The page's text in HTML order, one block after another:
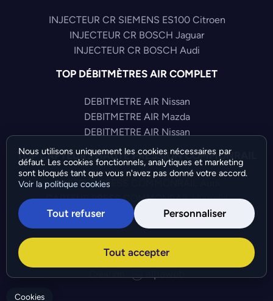
INJECTEUR CR SIEMENS ES100 Citroen
INJECTEUR CR BOSCH Jaguar
INJECTEUR CR BOSCH Audi
TOP DÉBITMÈTRES AIR COMPLET
DEBITMETRE AIR Nissan
DEBITMETRE AIR Mazda
DEBITMETRE AIR Nissan
TOP CAPTEURS HAUTE PRESSION COMMONRAIL
CAPTEUR PRESS COMMONRAIL Audi
CAPTEUR PRESS COMMONRAIL Hyundai
CAPTEUR PRESS COMMONRAIL Volkswagen
©Bresch SAS - Copyright 2026 - Tous droits réservés -
Préférences de cookies-Gérer mes cookies
Cookies
Nous utilisons uniquement les cookies nécessaires par
défaut. Les cookies fonctionnels, analytiques et marketing
sont bloqués tant que vous n'avez pas donné votre accord.
Voir la politique cookies
Tout refuser Personnaliser
Tout accepter